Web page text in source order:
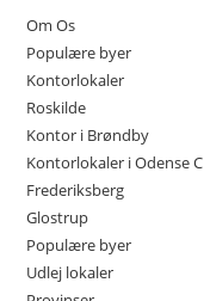
Om Os
Populære byer
Kontorlokaler
Roskilde
Kontor i Brøndby
Kontorlokaler i Odense C
Frederiksberg
Glostrup
Populære byer
Udlej lokaler